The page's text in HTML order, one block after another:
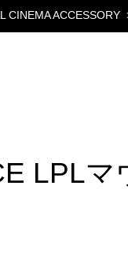
CINEMA ACCESSORY
LPLマ